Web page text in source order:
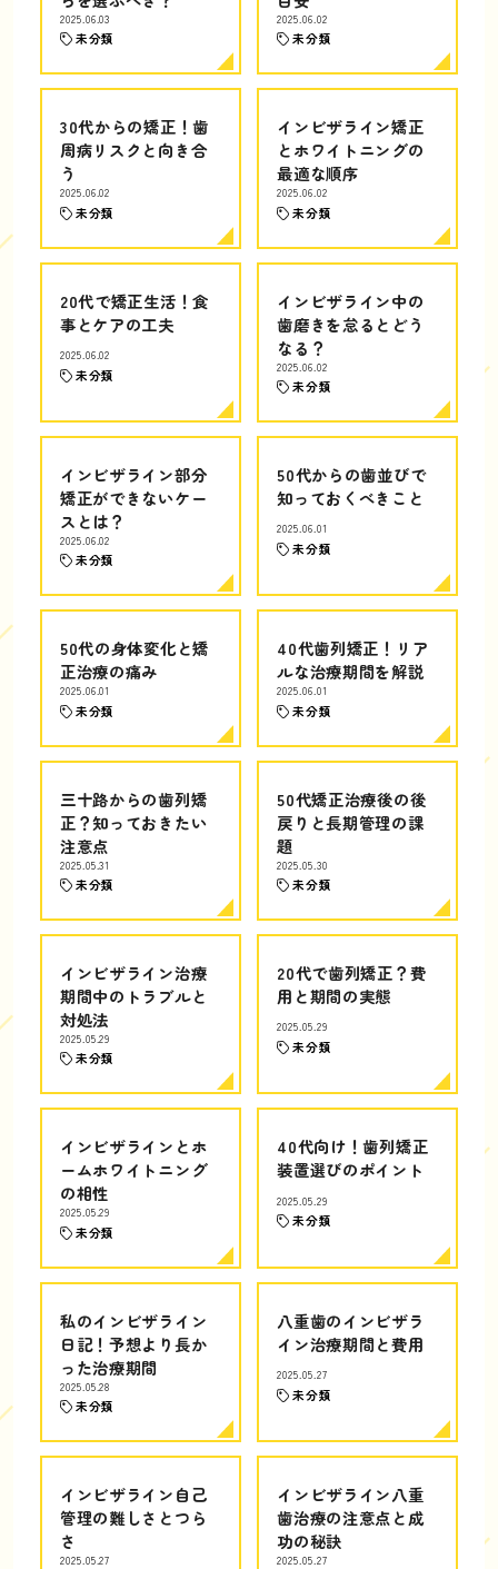
2025.06.03
未分類
2025.06.02
未分類
30代からの矯正！歯
周病リスクと向き合
う
2025.06.02
未分類
インビザライン矯正
とホワイトニングの
最適な順序
2025.06.02
未分類
20代で矯正生活！食
事とケアの工夫
2025.06.02
未分類
インビザライン中の
歯磨きを怠るとどう
なる？
2025.06.02
未分類
インビザライン部分
矯正ができないケー
スとは？
2025.06.02
未分類
50代からの歯並びで
知っておくべきこと
2025.06.01
未分類
50代の身体変化と矯
正治療の痛み
2025.06.01
未分類
40代歯列矯正！リア
ルな治療期間を解説
2025.06.01
未分類
三十路からの歯列矯
正？知っておきたい
注意点
2025.05.31
未分類
50代矯正治療後の後
戻りと長期管理の課
題
2025.05.30
未分類
インビザライン治療
期間中のトラブルと
対処法
2025.05.29
未分類
20代で歯列矯正？費
用と期間の実態
2025.05.29
未分類
インビザラインとホ
ームホワイトニング
の相性
2025.05.29
未分類
40代向け！歯列矯正
装置選びのポイント
2025.05.29
未分類
私のインビザライン
日記！予想より長か
った治療期間
2025.05.28
未分類
八重歯のインビザラ
イン治療期間と費用
2025.05.27
未分類
インビザライン自己
管理の難しさとつら
さ
2025.05.27
インビザライン八重
歯治療の注意点と成
功の秘訣
2025.05.27